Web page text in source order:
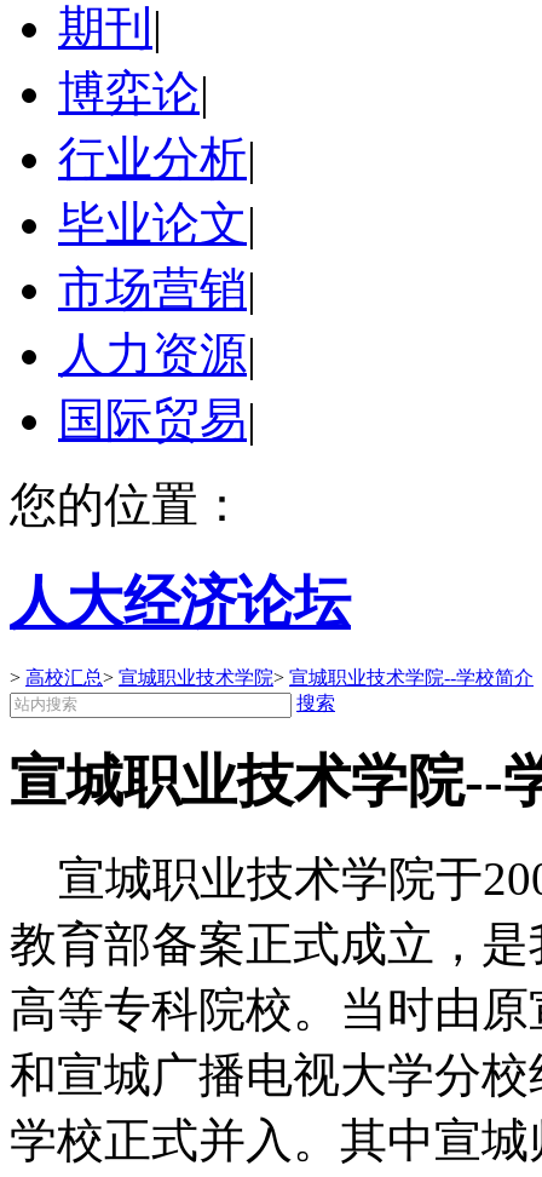
期刊 |
博弈论|
行业分析|
毕业论文|
市场营销|
人力资源|
国际贸易|
您的位置：
人大经济论坛
> 高校汇总> 宣城职业技术学院> 宣城职业技术学院--学校简介
搜索
宣城职业技术学院--
宣城职业技术学院于
教育部备案正式成立，
高等专科院校。当时由
和宣城广播电视大学分
学校正式并入。其中宣